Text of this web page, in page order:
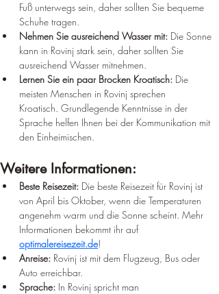
Fuß unterwegs sein, daher sollten Sie bequeme
Schuhe tragen.
Nehmen Sie ausreichend Wasser mit: Die Sonne
kann in Rovinj stark sein, daher sollten Sie
ausreichend Wasser mitnehmen.
Lernen Sie ein paar Brocken Kroatisch: Die
meisten Menschen in Rovinj sprechen
Kroatisch. Grundlegende Kenntnisse in der
Sprache helfen Ihnen bei der Kommunikation mit
den Einheimischen.
Weitere Informationen:
Beste Reisezeit: Die beste Reisezeit für Rovinj ist
von April bis Oktober, wenn die Temperaturen
angenehm warm und die Sonne scheint. Mehr
Informationen bekommt ihr auf
optimalereisezeit.de!
Anreise: Rovinj ist mit dem Flugzeug, Bus oder
Auto erreichbar.
Sprache: In Rovinj spricht man